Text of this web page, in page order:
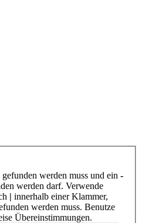
werden muss und ein -
werden darf. Verwende
| innerhalb einer Klammer,
werden muss. Benutze
Übereinstimmungen.